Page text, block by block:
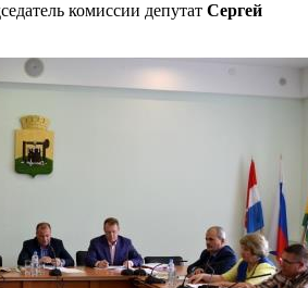
комиссии депутат Сергей